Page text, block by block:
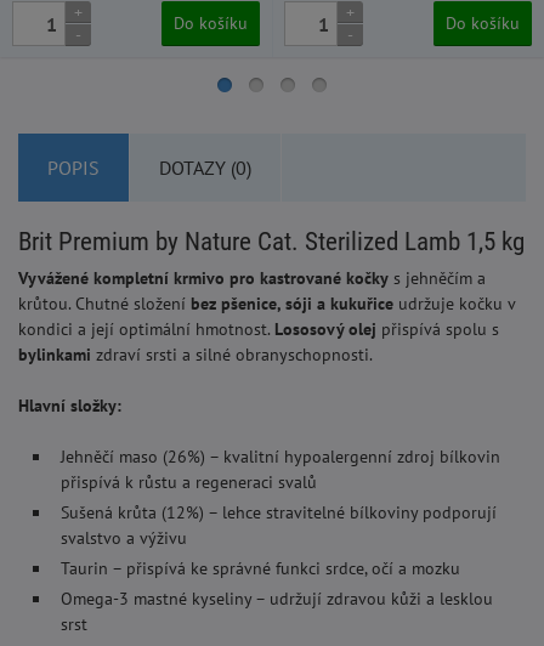
+
-
Do košíku
+
-
Do košíku
POPIS DOTAZY (0)
Brit Premium by Nature Cat. Sterilized Lamb 1,5 kg
Vyvážené kompletní krmivo pro kastrované kočky s jehněčím a
krůtou. Chutné složení bez pšenice, sóji a kukuřice udržuje kočku v
kondici a její optimální hmotnost. Lososový olej přispívá spolu s
bylinkami zdraví srsti a silné obranyschopnosti.
Hlavní složky:
Jehněčí maso (26%) – kvalitní hypoalergenní zdroj bílkovin
přispívá k růstu a regeneraci svalů
Sušená krůta (12%) – lehce stravitelné bílkoviny podporují
svalstvo a výživu
Taurin – přispívá ke správné funkci srdce, očí a mozku
Omega-3 mastné kyseliny – udržují zdravou kůži a lesklou
srst